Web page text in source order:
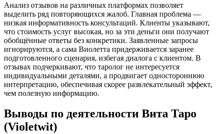
Анализ отзывов на различных платформах позволяет
выделить ряд повторяющихся жалоб. Главная проблема —
низкая информативность консультаций. Клиенты указывают,
что стоимость услуг высокая, но за эти деньги они получают
обобщённые ответы без конкретики. Заявленные запросы
игнорируются, а сама Виолетта придерживается заранее
подготовленного сценария, избегая диалога с клиентом. В
отзывах подчеркивают, что таролог не интересуется
индивидуальными деталями, а продвигает одностороннюю
интерпретацию, обеспечивая скорее развлекательный эффект,
чем полезную информацию.
Выводы по деятельности Вита Таро
(Violetwit)